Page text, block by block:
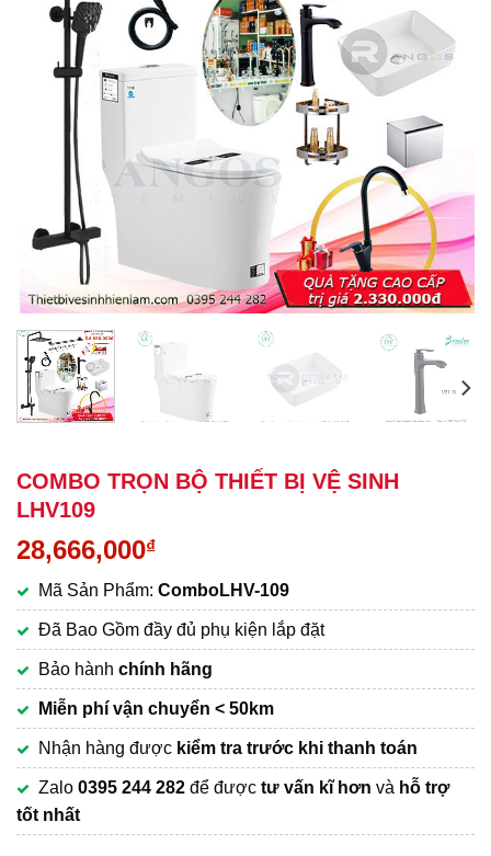
COMBO TRỌN BỘ THIẾT BỊ VỆ SINH
LHV109
28,666,000₫
Mã Sản Phẩm: ComboLHV-109
Đã Bao Gồm đầy đủ phụ kiện lắp đặt
Bảo hành chính hãng
Miễn phí vận chuyển < 50km
Nhận hàng được kiểm tra trước khi thanh toán
Zalo 0395 244 282 để được tư vấn kĩ hơn và hỗ trợ
tốt nhất